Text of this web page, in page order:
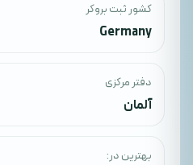
کشور ثبت بروکر
Germany
دفتر مرکزی
آلمان
بهترین در: